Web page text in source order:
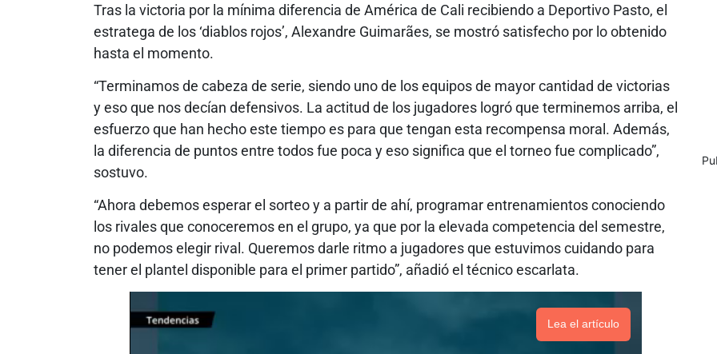
Tras la victoria por la mínima diferencia de América de Cali recibiendo a Deportivo Pasto, el
estratega de los ‘diablos rojos’, Alexandre Guimarães, se mostró satisfecho por lo obtenido
hasta el momento.
“Terminamos de cabeza de serie, siendo uno de los equipos de mayor cantidad de victorias
y eso que nos decían defensivos. La actitud de los jugadores logró que terminemos arriba, el
esfuerzo que han hecho este tiempo es para que tengan esta recompensa moral. Además,
la diferencia de puntos entre todos fue poca y eso significa que el torneo fue complicado”,
sostuvo.
“Ahora debemos esperar el sorteo y a partir de ahí, programar entrenamientos conociendo
los rivales que conoceremos en el grupo, ya que por la elevada competencia del semestre,
no podemos elegir rival. Queremos darle ritmo a jugadores que estuvimos cuidando para
tener el plantel disponible para el primer partido”, añadió el técnico escarlata.
Lea el artículo